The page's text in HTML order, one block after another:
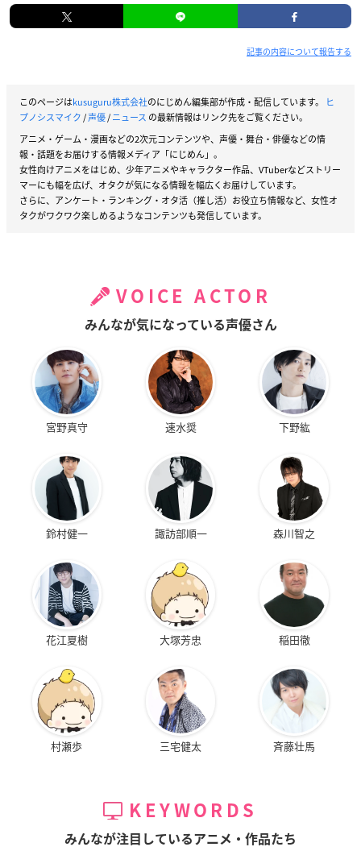
記事の内容について報告する
このページはkusuguru株式会社のにじめん編集部が作成・配信しています。
ヒ
プノシスマイク/声優/ニュース の最新情報はリンク先をご覧ください。
アニメ・ゲーム・漫画などの2次元コンテンツや、声優・舞台・俳優などの情
報・話題をお届けする情報メディア「にじめん」。
女性向けアニメをはじめ、少年アニメやキャラクター作品、VTuberなどストリー
マーにも幅を広げ、オタクが気になる情報を幅広くお届けしています。
さらに、アンケート・ランキング・オタ活（推し活）お役立ち情報など、女性オ
タクがワクワク楽しめるようなコンテンツも発信しています。
VOICE ACTOR
みんなが気になっている声優さん
宮野真守 速水奨 下野紘
鈴村健一 諏訪部順一 森川智之
花江夏樹 大塚芳忠 稲田徹
村瀬歩 三宅健太 斉藤壮馬
KEYWORDS
みんなが注目しているアニメ・作品たち